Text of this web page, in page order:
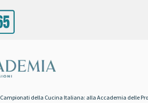
Campionati della Cucina Italiana: alla Accademia delle